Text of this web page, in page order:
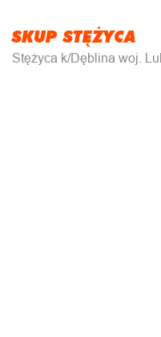
SKUP STĘŻYCA
Stężyca k/Dęblina woj.